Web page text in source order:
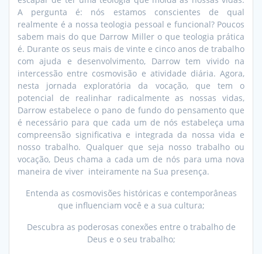
A pergunta é: nós estamos conscientes de qual
realmente é a nossa teologia pessoal e funcional? Poucos
sabem mais do que Darrow Miller o que teologia prática
é. Durante os seus mais de vinte e cinco anos de trabalho
com ajuda e desenvolvimento, Darrow tem vivido na
intercessão entre cosmovisão e atividade diária. Agora,
nesta jornada exploratória da vocação, que tem o
potencial de realinhar radicalmente as nossas vidas,
Darrow estabelece o pano de fundo do pensamento que
é necessário para que cada um de nós estabeleça uma
compreensão significativa e integrada da nossa vida e
nosso trabalho. Qualquer que seja nosso trabalho ou
vocação, Deus chama a cada um de nós para uma nova
maneira de viver  inteiramente na Sua presença.
Entenda as cosmovisões históricas e contemporâneas
que influenciam você e a sua cultura;
Descubra as poderosas conexões entre o trabalho de
Deus e o seu trabalho;